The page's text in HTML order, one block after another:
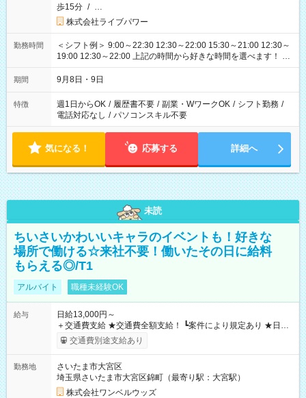
歩15分 / …
株式会社ライブパワー
勤務時間
＜シフト例＞ 9:00～22:30 12:30～22:00 15:30～21:00 12:30～
19:00 12:30～22:00 上記の時間から好きな時間を選べます！ ※
時間は変更となる可能性があります
期間 9月8日・9日
特徴 週1日からOK / 履歴書不要 / 副業・WワークOK / シフト勤務 /
電話対応なし / パソコンスキル不要
気になる！ 応募する 詳細へ
未読
ちいさいかわいいキャラのイベントも！好きな
場所で働ける☆来社不要！働いたその日に給料
もらえる◎/T1
アルバイト 職種未経験OK
給与
日給13,000円～
＋交通費支給 ★交通費全額支給！ ┗案件により規定あり ★日払
いOK！（規定あり） ┗働いたその日に現金GET♪ お仕事後はコ
ンビニATMから 日払い分を引き落とせます！ 【試用期間】試
交通費別途支給あり
勤務地
さいたま市大宮区
埼玉県さいたま市大宮区錦町（最寄り駅：大宮駅）
株式会社ワンベルウッズ